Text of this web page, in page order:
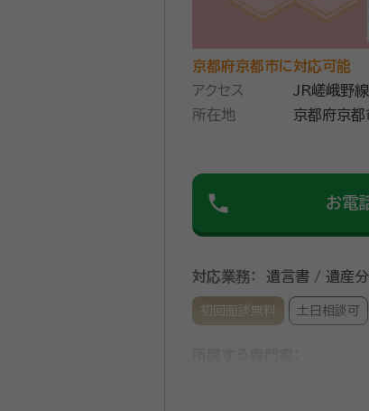
京都府京都市に対応可能
アクセス
JR嵯峨野
所在地
京都府京都市下京
phone お電
対応業務： 遺言書 / 遺産
初回面談無料 土日相談可